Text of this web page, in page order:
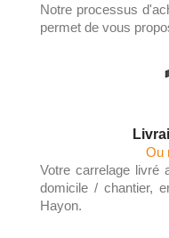
Notre processus
permet de vous
Ou
Votre carrelage livré
domicile / chantier,
Hayon.